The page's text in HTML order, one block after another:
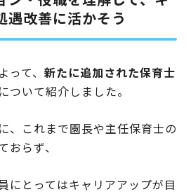
遇改善に活かそう
て、 新たに追加された保育士
について紹介しました。
、これまで園長や主任保育士の
おらず、
にとってはキャリアアップが目